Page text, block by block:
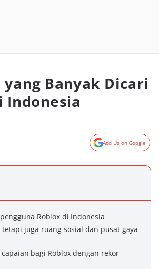
Banyak Dicari
Indonesia
Add Us on Google
Roblox di Indonesia
juga ruang sosial dan pusat gaya
bagi Roblox dengan rekor